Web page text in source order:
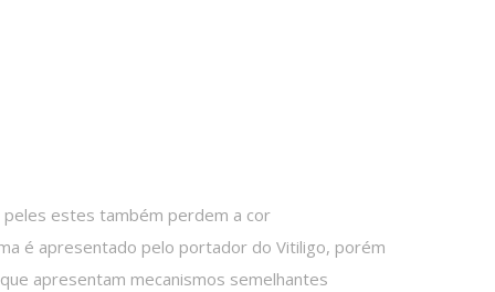
estes também perdem a cor
é apresentado pelo portador do Vitiligo, porém
apresentam mecanismos semelhantes